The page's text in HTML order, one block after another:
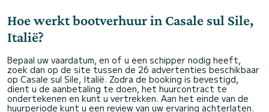
Hoe werkt bootverhuur in Casale sul Sile,
Italië?
Bepaal uw vaardatum, en of u een schipper nodig heeft,
zoek dan op de site tussen de 26 advertenties beschikbaar
op Casale sul Sile, Italië. Zodra de booking is bevestigd,
dient u de aanbetaling te doen, het huurcontract te
ondertekenen en kunt u vertrekken. Aan het einde van de
huurperiode kunt u een review van uw ervaring achterlaten.